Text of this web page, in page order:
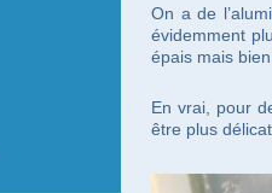
On a de
évidemment
épais mais
En vrai, pour
être plus